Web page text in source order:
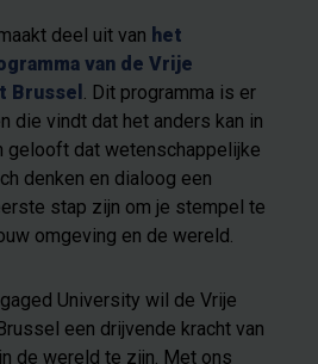
deel uit van het
van de Vrije
Brussel
. Dit programma is er
die vindt dat het anders kan in
gelooft dat wetenschappelijke
denken en dialoog een
stap zijn om je stempel te
omgeving en de wereld.
University wil de Vrije
een drijvende kracht van
de wereld te zijn. Met ons